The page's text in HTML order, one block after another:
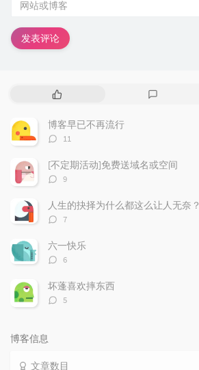
发表评论
热
文
章
博客早已不再流行
评
数：
11
[不定期活动]免费送域名或空间
评
数：
9
人生的抉择为什么都这么让人无奈？
评
数：
7
六一快乐
评
数：
6
坏蓬喜欢摔东西
评
5
博客信息
文章数目